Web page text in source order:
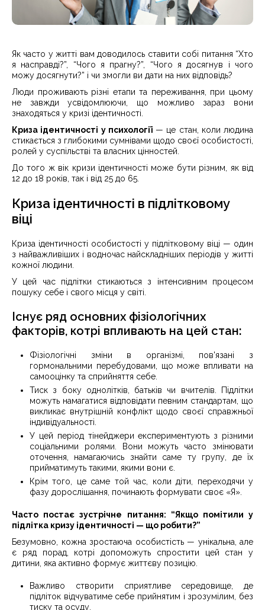
Як часто у житті вам доводилось ставити собі питання “Хто
я насправді?”, “Чого я прагну?”, “Чого я досягнув і чого
можу досягнути?” і чи змогли ви дати на них відповідь?
Люди проживають різні етапи та переживання, при цьому
не завжди усвідомлюючи, що можливо зараз вони
знаходяться у кризі ідентичності.
Криза ідентичності у психології— це стан, коли людина
стикається з глибокими сумнівами щодо своєї особистості,
ролей у суспільстві та власних цінностей.
До того ж вік кризи ідентичності може бути різним, як від
12 до 18 років, так і від 25 до 65.
Криза ідентичності в підлітковому
віці
Криза ідентичності особистості у підлітковому віці — один
з найважливіших і водночас найскладніших періодів у житті
кожної людини.
У цей час підлітки стикаються з інтенсивним процесом
пошуку себе і свого місця у світі.
Існує ряд основних фізіологічних
факторів, котрі впливають на цей стан:
Фізіологічні зміни в організмі, пов'язані з
гормональними перебудовами, що може впливати на
самооцінку та сприйняття себе.
Тиск з боку однолітків, батьків чи вчителів. Підлітки
можуть намагатися відповідати певним стандартам, що
викликає внутрішній конфлікт щодо своєї справжньої
індивідуальності.
У цей період тінейджери експериментують з різними
соціальними ролями. Вони можуть часто змінювати
оточення, намагаючись знайти саме ту групу, де їх
прийматимуть такими, якими вони є.
Крім того, це саме той час, коли діти, переходячи у
фазу дорослішання, починають формувати своє «Я».
Часто постає зустрічне питання: “Якщо помітили у
підлітка кризу ідентичності — що робити?”
Безумовно, кожна зростаюча особистість — унікальна, але
є ряд порад, котрі допоможуть спростити цей стан у
дитини, яка активно формує життєву позицію.
Важливо створити сприятливе середовище, де
підліток відчуватиме себе прийнятим і зрозумілим, без
тиску та осуду.